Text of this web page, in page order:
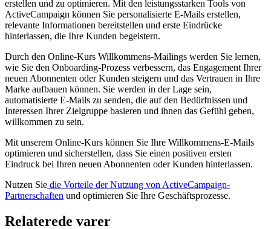
erstellen und zu optimieren. Mit den leistungsstarken Tools von
ActiveCampaign können Sie personalisierte E-Mails erstellen,
relevante Informationen bereitstellen und erste Eindrücke
hinterlassen, die Ihre Kunden begeistern.
Durch den Online-Kurs Willkommens-Mailings werden Sie lernen,
wie Sie den Onboarding-Prozess verbessern, das Engagement Ihrer
neuen Abonnenten oder Kunden steigern und das Vertrauen in Ihre
Marke aufbauen können. Sie werden in der Lage sein,
automatisierte E-Mails zu senden, die auf den Bedürfnissen und
Interessen Ihrer Zielgruppe basieren und ihnen das Gefühl geben,
willkommen zu sein.
Mit unserem Online-Kurs können Sie Ihre Willkommens-E-Mails
optimieren und sicherstellen, dass Sie einen positiven ersten
Eindruck bei Ihren neuen Abonnenten oder Kunden hinterlassen.
Nutzen Sie die Vorteile der Nutzung von ActiveCampaign-
Partnerschaften und optimieren Sie Ihre Geschäftsprozesse.
Relaterede varer